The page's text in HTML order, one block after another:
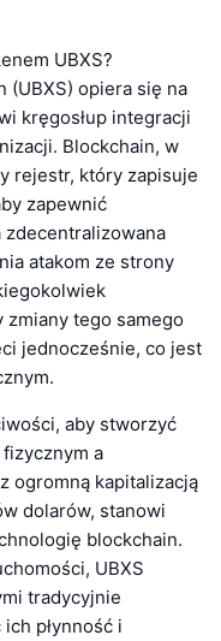
UBXS?
(UBXS) opiera się na
kręgosłup integracji
Blockchain, w
rejestr, który zapisuje
zapewnić
atakom ze strony
zmiany tego samego
jednocześnie, co jest
aby stworzyć
fizycznym a
ogromną kapitalizacją
dolarów, stanowi
blockchain.
UBXS
tradycyjnie
płynność i